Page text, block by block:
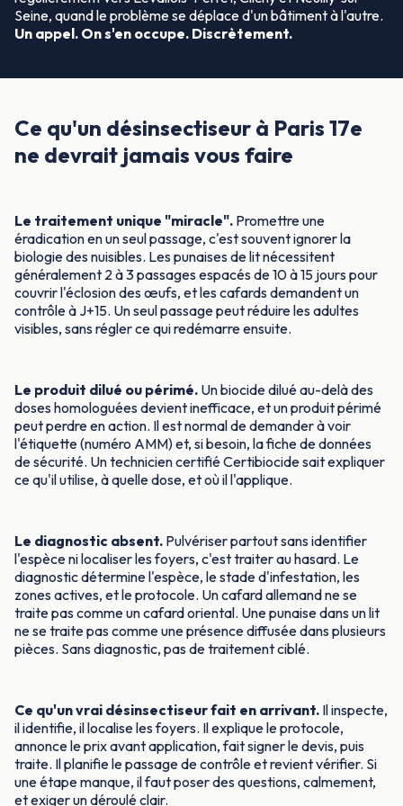
Seine, quand le problème se déplace d'un bâtiment à l'autre.
Un appel. On s'en occupe. Discrètement.
Ce qu'un désinsectiseur à Paris 17e
ne devrait jamais vous faire
Le traitement unique "miracle". Promettre une
éradication en un seul passage, c'est souvent ignorer la
biologie des nuisibles. Les punaises de lit nécessitent
généralement 2 à 3 passages espacés de 10 à 15 jours pour
couvrir l'éclosion des œufs, et les cafards demandent un
contrôle à J+15. Un seul passage peut réduire les adultes
visibles, sans régler ce qui redémarre ensuite.
Le produit dilué ou périmé. Un biocide dilué au-delà des
doses homologuées devient inefficace, et un produit périmé
peut perdre en action. Il est normal de demander à voir
l'étiquette (numéro AMM) et, si besoin, la fiche de données
de sécurité. Un technicien certifié Certibiocide sait expliquer
ce qu'il utilise, à quelle dose, et où il l'applique.
Le diagnostic absent. Pulvériser partout sans identifier
l'espèce ni localiser les foyers, c'est traiter au hasard. Le
diagnostic détermine l'espèce, le stade d'infestation, les
zones actives, et le protocole. Un cafard allemand ne se
traite pas comme un cafard oriental. Une punaise dans un lit
ne se traite pas comme une présence diffusée dans plusieurs
pièces. Sans diagnostic, pas de traitement ciblé.
Ce qu'un vrai désinsectiseur fait en arrivant. Il inspecte,
il identifie, il localise les foyers. Il explique le protocole,
annonce le prix avant application, fait signer le devis, puis
traite. Il planifie le passage de contrôle et revient vérifier. Si
une étape manque, il faut poser des questions, calmement,
et exiger un déroulé clair.